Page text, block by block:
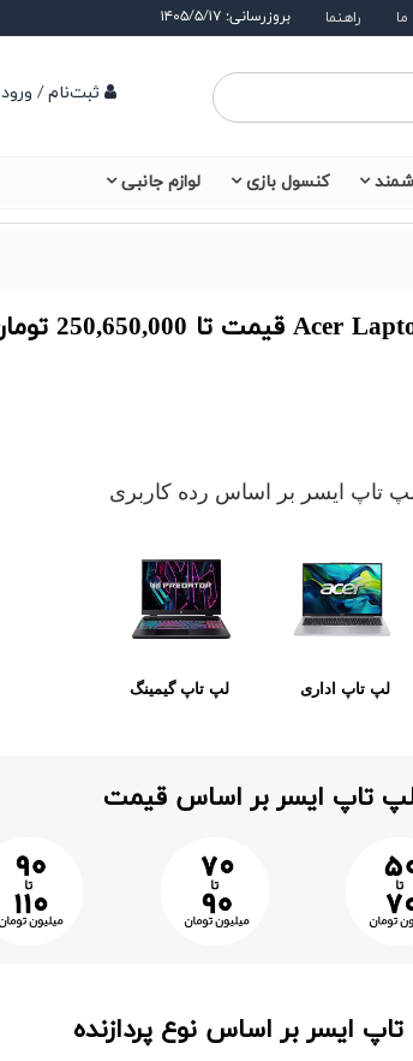
ما راهنما بروزرسانی: ۱۴۰۵/۵/۱۷
ثبت‌نام / ورود
کنسول بازی لوازم جانبی
تاپ ایسر بر اساس رده کاربری
لپ تاپ اداری لپ تاپ گیمینگ
تاپ ایسر بر اساس قیمت
ایسر بر اساس نوع پردازنده